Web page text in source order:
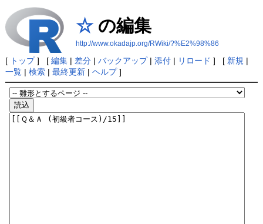
☆の編集
http://www.okadajp.org/RWiki/?%E2%98%86
[ トップ] [ 編集| 差分| バックアップ| 添付| リロード ] [ 新規 |
一覧| 検索| 最終更新| ヘルプ]